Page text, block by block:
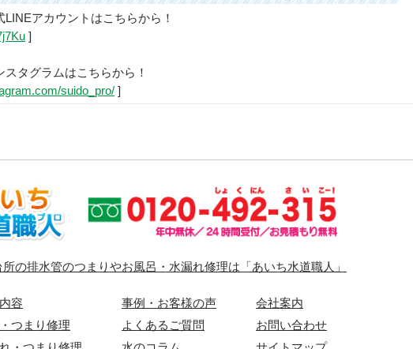
アカウントはこちらから！
]
タグラムはこちらから！
suido_pro/ ]
の排水管のつまりやお風呂・水漏れ修理は「あいち水道職人」
容
つまり修理
事例・お客様の声
よくあるご質問
会社案内
お問い合わせ